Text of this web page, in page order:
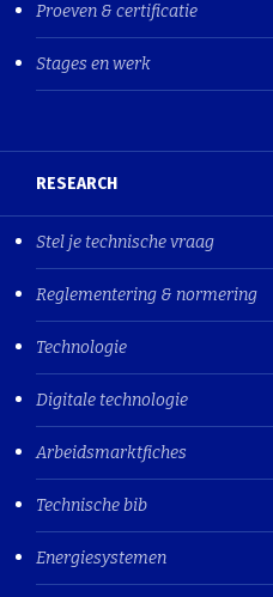
Proeven & certificatie
Stages en werk
RESEARCH
Stel je technische vraag
Reglementering & normering
Technologie
Digitale technologie
Arbeidsmarktfiches
Technische bib
Energiesystemen